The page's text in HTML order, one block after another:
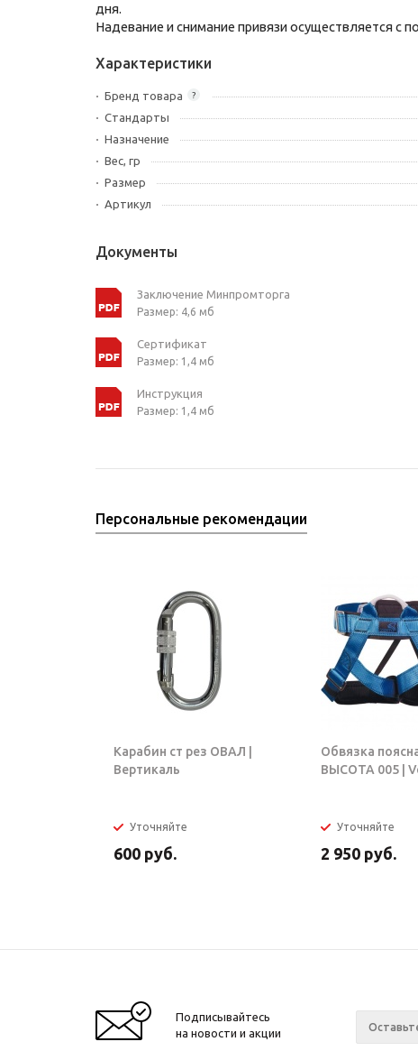
дня.
Надевание и снимание привязи осуществляется
Характеристики
?
Бренд товара
Стандарты
Назначение
Вес, гр
Размер
Артикул
Документы
Заключение Минпромторга
Размер: 4,6 мб
Сертификат
Размер: 1,4 мб
Инструкция
Размер: 1,4 мб
Персональные рекомендации
Карабин ст рез ОВАЛ |
Вертикаль
Уточняйте
600 руб.
Обвязка
ВЫСОТА 005 |
Уточняйте
2 950 руб.
Подписывайтесь
на новости и акции